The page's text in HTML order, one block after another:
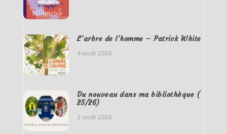
L’arbre de l’homme – Patrick White
4 août 2026
Du nouveau dans ma bibliothèque (
25/26)
2 août 2026